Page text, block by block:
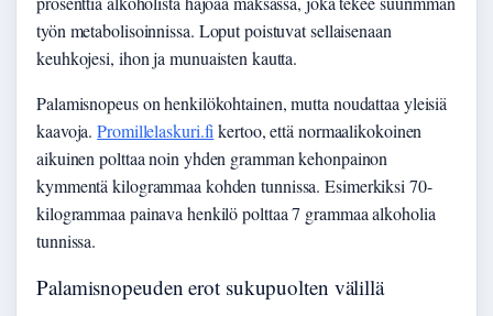
työn metabolisoinnissa. Loput poistuvat sellaisenaan
keuhkojesi, ihon ja munuaisten kautta.
Palamisnopeus on henkilökohtainen, mutta noudattaa yleisiä
kaavoja.Promillelaskuri.fikertoo, että normaalikokoinen
aikuinen polttaa noin yhden gramman kehonpainon
kymmentä kilogrammaa kohden tunnissa. Esimerkiksi 70-
kilogrammaa painava henkilö polttaa 7 grammaa alkoholia
tunnissa.
Palamisnopeuden erot sukupuolten välillä